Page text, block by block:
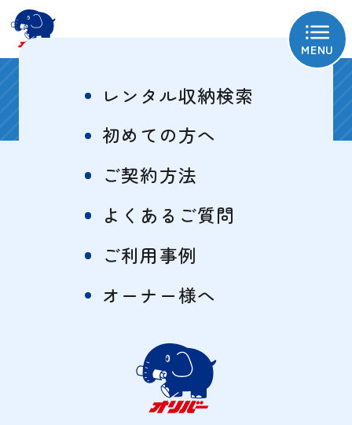
MENU
レンタル収納検索
初めての方へ
ご契約方法
よくあるご質問
ご利用事例
オーナー様へ
座間栗原1号
サイズ・料金表
物件概要
- OVERVIEW -